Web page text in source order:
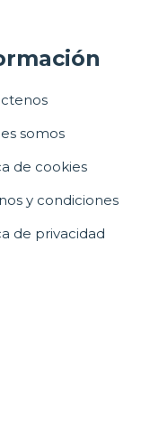
somos
de cookies
y condiciones
de privacidad